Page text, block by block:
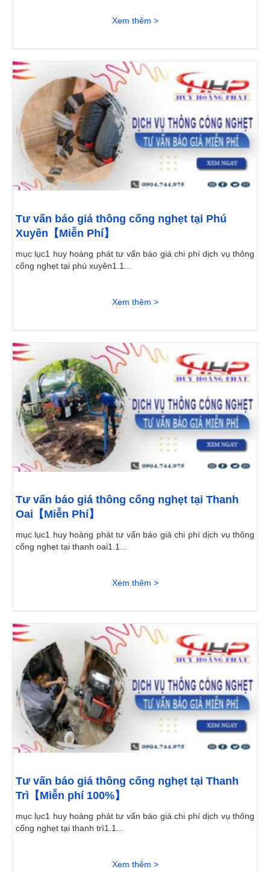
Xem thêm >
Tư vấn báo giá thông cống nghẹt tại Phú
Xuyên【Miễn Phí】
mục lục1 huy hoàng phát tư vấn báo giá chi phí dịch vụ thông
cống nghẹt tại phú xuyên1.1...
Xem thêm >
Tư vấn báo giá thông cống nghẹt tại Thanh
Oai【Miễn Phí】
mục lục1 huy hoàng phát tư vấn báo giá chi phí dịch vụ thông
cống nghẹt tại thanh oai1.1...
Xem thêm >
Tư vấn báo giá thông cống nghẹt tại Thanh
Trì【Miễn phí 100%】
mục lục1 huy hoàng phát tư vấn báo giá chi phí dịch vụ thông
cống nghẹt tại thanh trì1.1...
Xem thêm >